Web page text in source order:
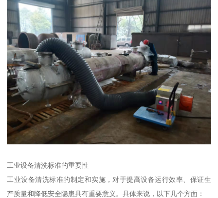
工业设备清洗标准的重要性
工业设备清洗标准的制定和实施，对于提高设备运行效率、保证生
产质量和降低安全隐患具有重要意义。具体来说，以下几个方面：